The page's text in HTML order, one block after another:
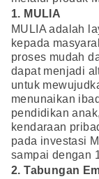
1. MULIA
MULIA adalah
kepada
proses mudah
dapat menjadi
untuk
menunaikan
pendidikan
kendaraan
pada investasi
sampai dengan
2. Tabungan